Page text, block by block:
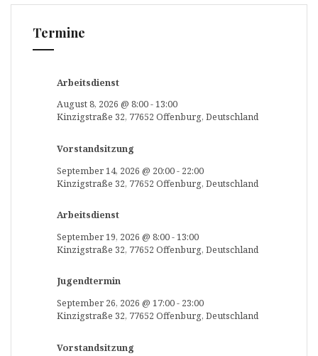
Termine
Arbeitsdienst
August 8, 2026 @ 8:00-13:00
Kinzigstraße 32, 77652 Offenburg, Deutschland
Vorstandsitzung
September 14, 2026 @ 20:00- 22:00
Kinzigstraße 32, 77652 Offenburg, Deutschland
Arbeitsdienst
September 19, 2026 @ 8:00-13:00
Kinzigstraße 32, 77652 Offenburg, Deutschland
Jugendtermin
September 26, 2026 @ 17:00- 23:00
Kinzigstraße 32, 77652 Offenburg, Deutschland
Vorstandsitzung